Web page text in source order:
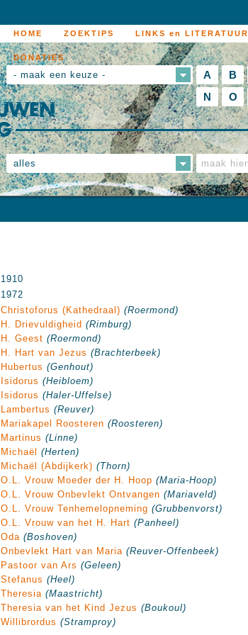
HOME ZOEKTIPS LINKS en LITERATUUR
DONATIES
- maak een keuze - A B
N
O
alles
1910
1972
Christoforus (Kathedraal) (Roermond)
H. Drievuldigheid (Rimburg)
H. Geest (Roermond)
H. Hart van Jezus (Brachterbeek)
Hubertus (Genhout)
Isidorus (Heibloem)
Isidorus (Haler-Uffelse)
Lambertus (Reuver)
Mariakapel Roosteren (Roosteren)
Martinus (Linne)
Michaël
(Herten)
Michaël (Abdijkerk) (Thorn)
O.L. Vrouw Moeder der H. Hoop (Maria-Hoop)
O.L. Vrouw Onbevlekt Ontvangen (Mariaveld)
O.L. Vrouw Tenhemelopneming (Grubbenvorst)
O.L. Vrouw van het H. Hart (Panheel)
Oda (Boshoven)
Onbevlekt Hart van Maria (Reuver-Offenbeek)
Pastoor van Ars (Geleen)
Stefanus (Heel)
Theresia (Maastricht)
Theresia van het Kind Jezus (Boukoul)
Willibrordus (Stramproy)